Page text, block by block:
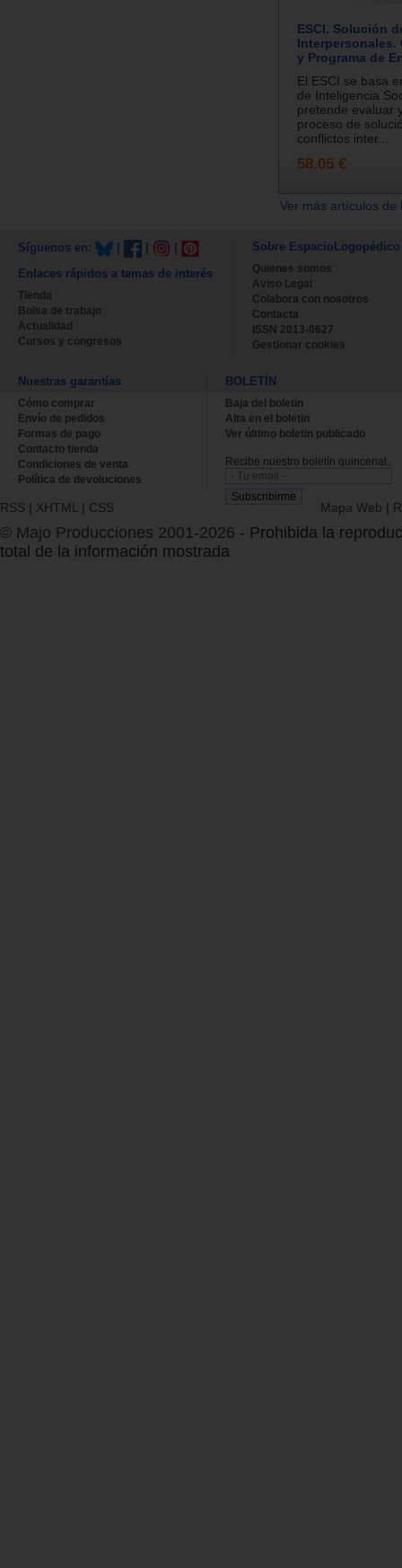
ESCI. Solución
Interpersonales.
y Programa de
El ESCI se basa
de Inteligencia
pretende evaluar
proceso de
conflictos inter...
58.05 €
Ver más artículos
Síguenos en:
Enlaces rápidos a temas de interés
Tienda
Bolsa de trabajo
Actualidad
Cursos y congresos
Sobre EspacioLogopédico
Quienes somos
Aviso Legal
Colabora con nosotros
Contacta
ISSN 2013-0627
Gestionar cookies
Nuestras garantías
Cómo comprar
Envío de pedidos
Formas de pago
Contacto tienda
Condiciones de venta
Política de devoluciones
BOLETÍN
Baja del boletin
Alta en el boletin
Ver último boletin publicado
Recibe nuestro boletín quincenal.
RSS | XHTML | CSS Mapa Web |
© Majo Producciones 2001-2026 - Prohibida la
total de la información mostrada